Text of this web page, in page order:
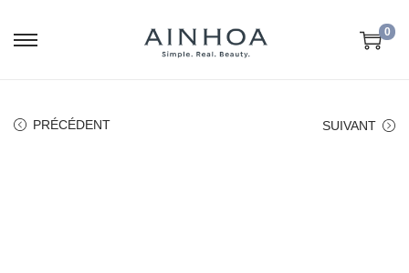
0
PRÉCÉDENT SUIVANT